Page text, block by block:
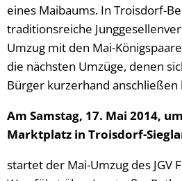
eines Maibaums. In Troisdorf-
traditionsreiche
Umzug mit den Mai-
die nächsten Umzüge, denen
Bürger kurzerhand anschließen
Am Samstag, 17. Mai 2014,
Marktplatz in Troisdorf-
startet der Mai-Umzug des JGV